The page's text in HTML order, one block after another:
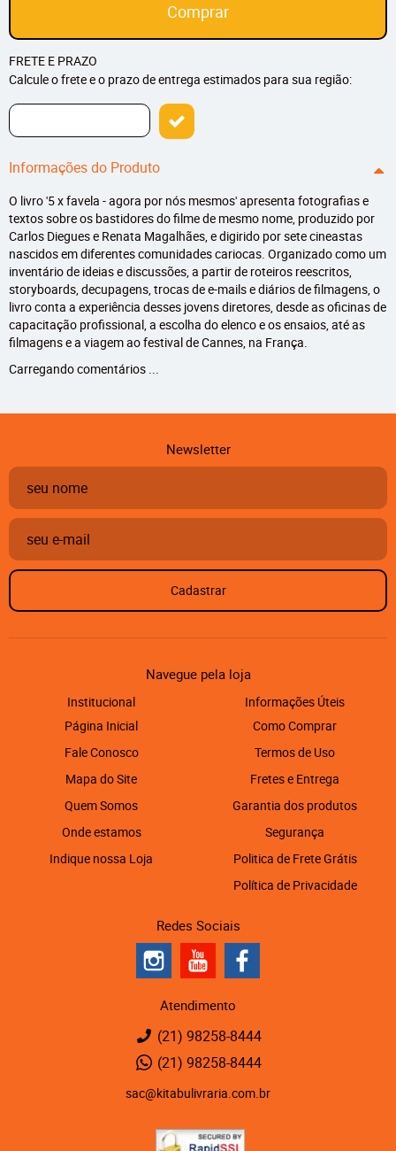
Comprar
FRETE E PRAZO
Calcule o frete e o prazo de entrega estimados para sua região:
Informações do Produto
O livro '5 x favela - agora por nós mesmos' apresenta fotografias e
textos sobre os bastidores do filme de mesmo nome, produzido por
Carlos Diegues e Renata Magalhães, e digirido por sete cineastas
nascidos em diferentes comunidades cariocas. Organizado como um
inventário de ideias e discussões, a partir de roteiros reescritos,
storyboards, decupagens, trocas de e-mails e diários de filmagens, o
livro conta a experiência desses jovens diretores, desde as oficinas de
capacitação profissional, a escolha do elenco e os ensaios, até as
filmagens e a viagem ao festival de Cannes, na França.
Carregando comentários ...
Newsletter
Cadastrar
Navegue pela loja
Institucional
Página Inicial
Fale Conosco
Mapa do Site
Quem Somos
Onde estamos
Indique nossa Loja
Informações Úteis
Como Comprar
Termos de Uso
Fretes e Entrega
Garantia dos produtos
Segurança
Politica de Frete Grátis
Política de Privacidade
Redes Sociais
Atendimento
(21) 98258-8444
(21) 98258-8444
sac@kitabulivraria.com.br